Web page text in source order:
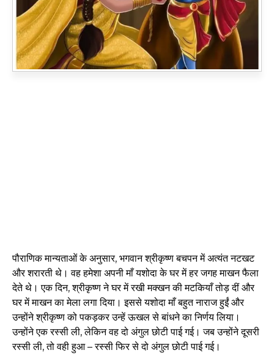
पौराणिक मान्यताओं के अनुसार, भगवान श्रीकृष्ण बचपन में अत्यंत नटखट
और शरारती थे। वह हमेशा अपनी माँ यशोदा के घर में हर जगह माखन फैला
देते थे। एक दिन, श्रीकृष्ण ने घर में रखी मक्खन की मटकियाँ तोड़ दीं और
घर में माखन का मेला लगा दिया। इससे यशोदा माँ बहुत नाराज हुईं और
उन्होंने श्रीकृष्ण को पकड़कर उन्हें ऊखल से बांधने का निर्णय लिया।
उन्होंने एक रस्सी ली, लेकिन वह दो अंगुल छोटी पाई गई। जब उन्होंने दूसरी
रस्सी ली, तो वही हुआ – रस्सी फिर से दो अंगुल छोटी पाई गई।